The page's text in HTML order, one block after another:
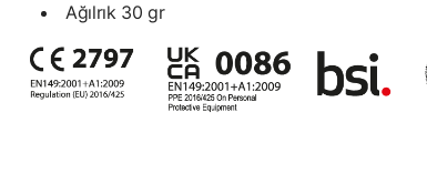
Ağılrık 30 gr